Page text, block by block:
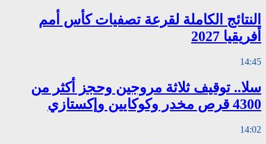
النتائج الكاملة لقرعة تصفيات كأس أمم
أفريقيا 2027
14:45
سلا.. توقيف ثلاثة مروجين وحجز أكثر من
4300 قرص مخدر وكوكايين وإكستازي
14:02